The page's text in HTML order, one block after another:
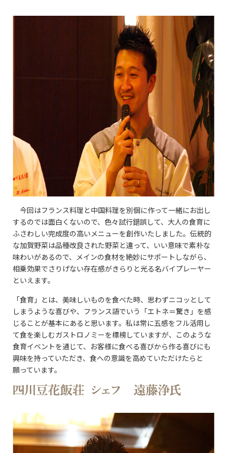
今回はフランス料理と中国料理を別個に作って一緒にお出し
するのでは面白くないので、色々試行錯誤して、大人の食育に
ふさわしい完成度の高いメニューを創作いたしました。伝統的
な加賀野菜は品種改良された野菜と違って、いい意味で素朴な
味わいがあるので、メインの食材を絶妙にサポートしながら、
相乗効果でさりげない存在感がきらりと光る名バイプレーヤー
といえます。
「食育」とは、美味しいものを食べた時、思わずニコッとして
しまうような喜びや、フランス語でいう「エトネ＝驚き」を感
じることが基本にあると思います。私は常に五感をフル活用し
て食を楽しむガストロノミーを標榜していますが、このような
食育イベントを通じて、お客様に食べる喜びから作る喜びにも
興味を持っていただき、食への意識を高めていただけたらと
願っています。